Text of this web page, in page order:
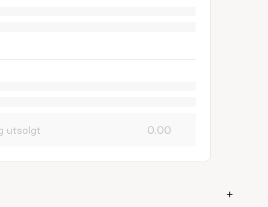
utsolgt 0.00